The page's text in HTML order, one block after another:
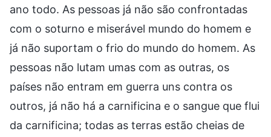
ano todo. As pessoas já não são confrontadas
com o soturno e miserável mundo do homem e
já não suportam o frio do mundo do homem. As
pessoas não lutam umas com as outras, os
países não entram em guerra uns contra os
outros, já não há a carnificina e o sangue que flui
da carnificina; todas as terras estão cheias de